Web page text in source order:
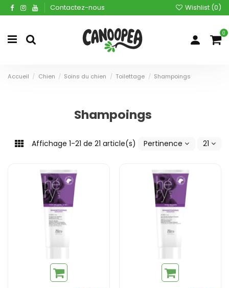
Contactez-nous Wishlist (0)
0
Accueil Chien Soins du chien Toilettage Shampoings
Shampoings
Affichage 1-21 de 21 article(s) Pertinence 21